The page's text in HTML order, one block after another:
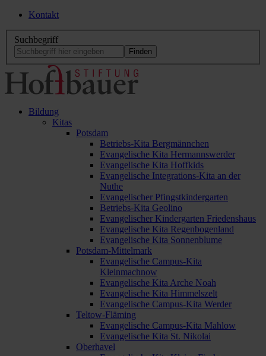
Kontakt
Suchbegriff
Bildung
Kitas
Potsdam
Betriebs-Kita Bergmännchen
Evangelische Kita Hermannswerder
Evangelische Kita Hoffkids
Evangelische Integrations-Kita an der
Nuthe
Evangelischer Pfingstkindergarten
Betriebs-Kita Geolino
Evangelischer Kindergarten Friedenshaus
Evangelische Kita Regenbogenland
Evangelische Kita Sonnenblume
Potsdam-Mittelmark
Evangelische Campus-Kita
Kleinmachnow
Evangelische Kita Arche Noah
Evangelische Kita Himmelszelt
Evangelische Campus-Kita Werder
Teltow-Fläming
Evangelische Campus-Kita Mahlow
Evangelische Kita St. Nikolai
Oberhavel